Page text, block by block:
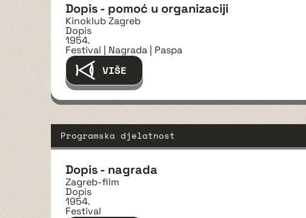
Dopis - pomoć u organizaciji
Kinoklub Zagreb
Dopis
1954.
Festival | Nagrada | Paspa
VIŠE
Programska djelatnost
Dopis - nagrada
Zagreb-film
Dopis
1954.
Festival